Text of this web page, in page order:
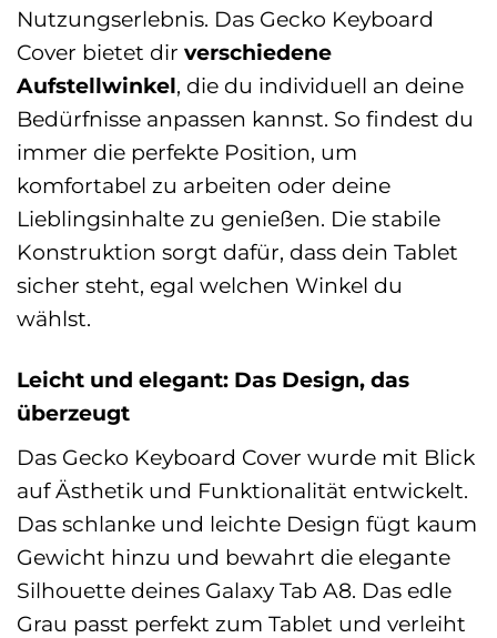
Nutzungserlebnis. Das Gecko Keyboard
Cover bietet dir verschiedene
Aufstellwinkel, die du individuell an deine
Bedürfnisse anpassen kannst. So findest du
immer die perfekte Position, um
komfortabel zu arbeiten oder deine
Lieblingsinhalte zu genießen. Die stabile
Konstruktion sorgt dafür, dass dein Tablet
sicher steht, egal welchen Winkel du
wählst.
Leicht und elegant: Das Design, das
überzeugt
Das Gecko Keyboard Cover wurde mit Blick
auf Ästhetik und Funktionalität entwickelt.
Das schlanke und leichte Design fügt kaum
Gewicht hinzu und bewahrt die elegante
Silhouette deines Galaxy Tab A8. Das edle
Grau passt perfekt zum Tablet und verleiht